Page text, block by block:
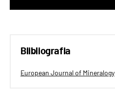
Blibliografia
European Journal of Mineralogy